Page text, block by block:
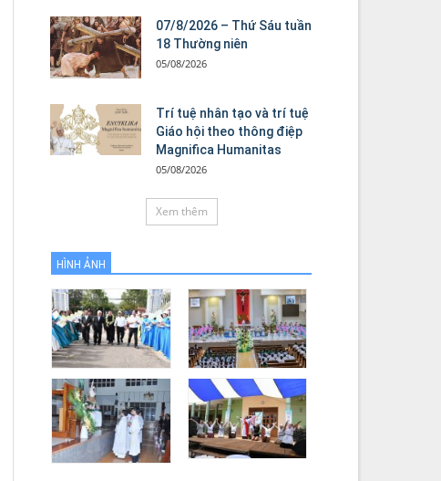
07/8/2026 – Thứ Sáu tuần
18 Thường niên
05/08/2026
Trí tuệ nhân tạo và trí tuệ
Giáo hội theo thông điệp
Magnifica Humanitas
05/08/2026
Xem thêm
HÌNH ẢNH